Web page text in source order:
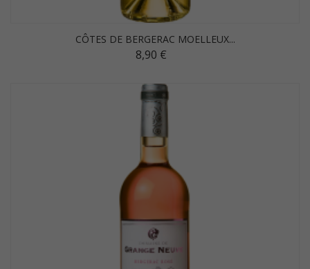
CÔTES DE BERGERAC MOELLEUX...
8,90 €